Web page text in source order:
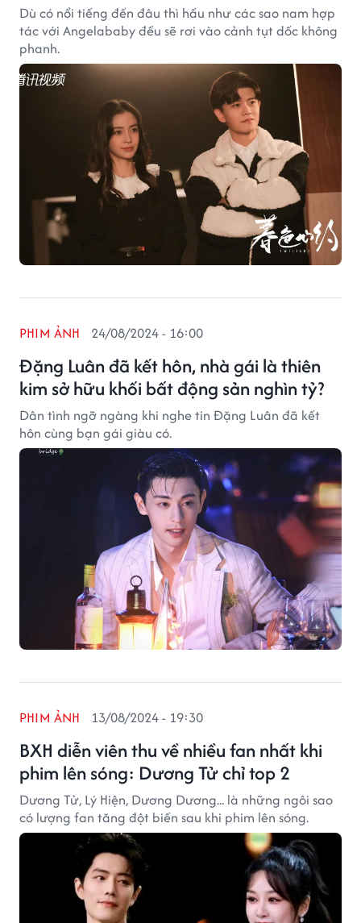
Dù có nổi tiếng đến đâu thì hầu như các sao nam hợp
tác với Angelababy đều sẽ rơi vào cảnh tụt dốc không
phanh.
Đặng Luân đã kết hôn, nhà gái là thiên
kim sở hữu khối bất động sản nghìn tỷ?
PHIM ẢNH 24/08/2024 - 16:00
Dân tình ngỡ ngàng khi nghe tin Đặng Luân đã kết
hôn cùng bạn gái giàu có.
BXH diễn viên thu về nhiều fan nhất khi
phim lên sóng: Dương Tử chỉ top 2
PHIM ẢNH 13/08/2024 - 19:30
Dương Tử, Lý Hiện, Dương Dương... là những ngôi sao
có lượng fan tăng đột biến sau khi phim lên sóng.